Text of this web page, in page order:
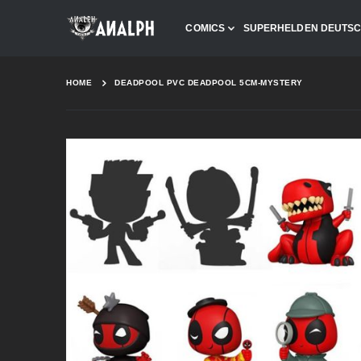
COMICS SUPERHELDEN
HOME DEADPOOL PVC DEADPOOL 5CM-MYSTERY
end
gallery